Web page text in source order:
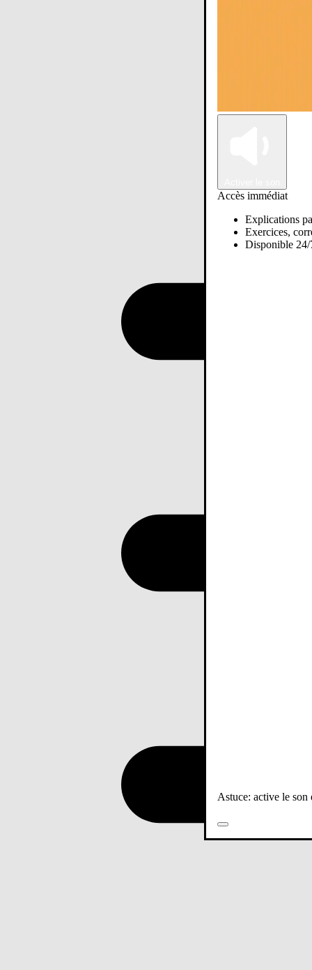
Accès immédiat
Explications
Exercices,
Disponible 24/
Astuce: active le son